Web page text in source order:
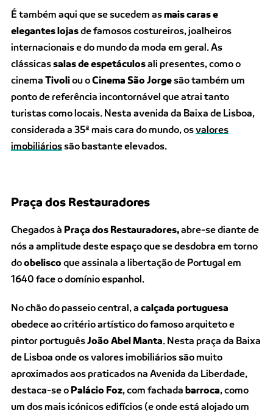
É também aqui que se sucedem asmais caras e
elegantes lojasde famosos costureiros, joalheiros
internacionais e do mundo da moda em geral. As
clássicassalas de espetáculosali presentes, como o
cinema Tivoliou oCinema São Jorgesão também um
ponto de referência incontornável que atrai tanto
turistas como locais. Nesta avenida da Baixa de Lisboa,
considerada a 35ª mais cara do mundo, osvalores
imobiliáriossão bastante elevados.
Praça dos Restauradores
Chegados à Praça dos Restauradores,abre-se diante de
nós a amplitude deste espaço que se desdobra em torno
doobelisco que assinala a libertação de Portugal em
1640 face o domínio espanhol.
No chão do passeio central, a calçada portuguesa
obedece ao critério artístico do famoso arquiteto e
pintor portuguêsJoão Abel Manta. Nesta praça da Baixa
de Lisboa onde os valores imobiliários são muito
aproximados aos praticados na Avenida da Liberdade,
destaca-se o Palácio Foz, com fachada barroca, como
um dos mais icónicos edifícios (e onde está alojado um